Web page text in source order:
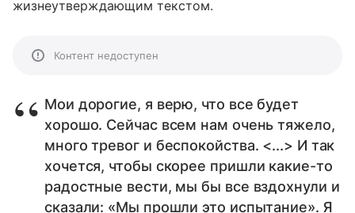
жизнеутверждающим текстом.
Контент недоступен
Мои дорогие, я верю, что все будет
хорошо. Сейчас всем нам очень тяжело,
много тревог и беспокойства. <...> И так
хочется, чтобы скорее пришли какие-то
радостные вести, мы бы все вздохнули и
сказали: «Мы прошли это испытание». Я